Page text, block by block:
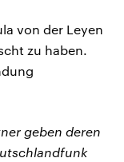
von der Leyen
zu haben.
geben deren